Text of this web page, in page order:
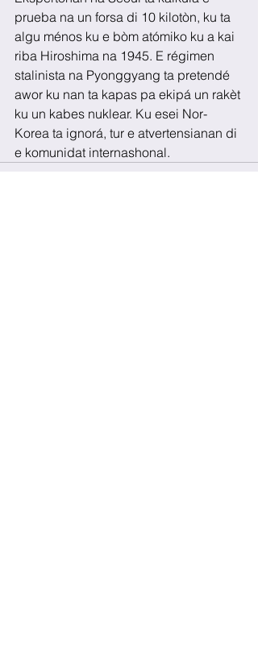
prueba na un forsa di 10 kilotòn, ku ta
algu ménos ku e bòm atómiko ku a kai
riba Hiroshima na 1945. E régimen
stalinista na Pyonggyang ta pretendé
awor ku nan ta kapas pa ekipá un rakèt
ku un kabes nuklear. Ku esei Nor-
Korea ta ignorá, tur e atvertensianan di
e komunidat internashonal.